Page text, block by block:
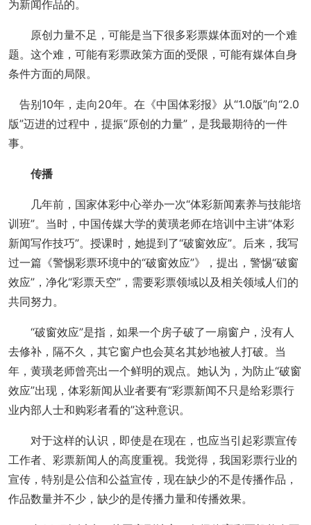
为新闻作品的。
原创力量不足，可能是当下很多彩票媒体面对的一个难
题。这个难，可能有彩票政策方面的受限，可能有媒体自身
条件方面的局限。
告别10年，走向20年。在《中国体彩报》从“1.0版”向“2.0
版”迈进的过程中，提振“原创的力量”，是我最期待的一件
事。
传播
几年前，国家体彩中心举办一次“体彩新闻素养与技能培
训班”。当时，中国传媒大学的黄璜老师在培训中主讲“体彩
新闻写作技巧”。授课时，她提到了“破窗效应”。后来，我写
过一篇《警惕彩票环境中的“破窗效应”》，提出，警惕“破窗
效应”，净化“彩票天空”，需要彩票领域以及相关领域人们的
共同努力。
“破窗效应”是指，如果一个房子破了一扇窗户，没有人
去修补，隔不久，其它窗户也会莫名其妙地被人打破。当
年，黄璜老师曾亮出一个鲜明的观点。她认为，为防止“破窗
效应”出现，体彩新闻从业者要有“彩票新闻不只是给彩票行
业内部人士和购彩者看的”这种意识。
对于这样的认识，即使是在现在，也应当引起彩票宣传
工作者、彩票新闻人的高度重视。我觉得，我国彩票行业的
宣传，特别是公信和公益宣传，现在缺少的不是传播作品，
作品数量并不少，缺少的是传播力量和传播效果。